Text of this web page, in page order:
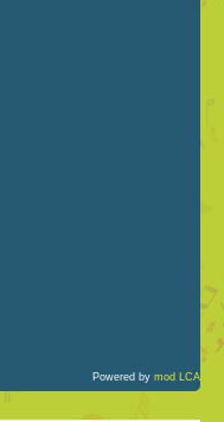
Powered by mod LCA